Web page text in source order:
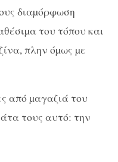
διαµόρφωση
του τόπου και
πλην όµως µε
από µαγαζιά του
τους αυτό: την